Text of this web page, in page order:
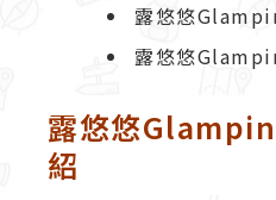
露悠悠
露悠悠
露悠悠
紹